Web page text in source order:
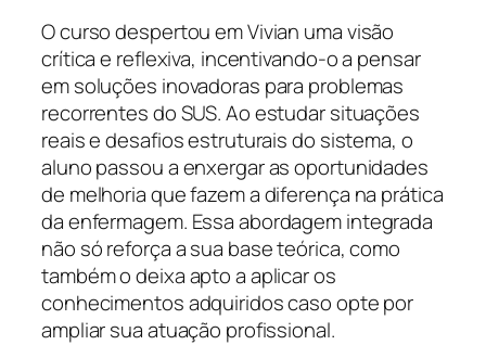
O curso despertou em Vivian uma visão
crítica e reflexiva, incentivando-o a pensar
em soluções inovadoras para problemas
recorrentes do SUS. Ao estudar situações
reais e desafios estruturais do sistema, o
aluno passou a enxergar as oportunidades
de melhoria que fazem a diferença na prática
da enfermagem. Essa abordagem integrada
não só reforça a sua base teórica, como
também o deixa apto a aplicar os
conhecimentos adquiridos caso opte por
ampliar sua atuação profissional.